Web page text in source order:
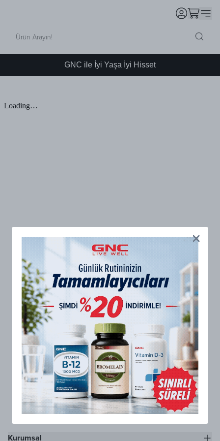
GNC ile İyi Yaşa İyi Hisset
Kurumsal